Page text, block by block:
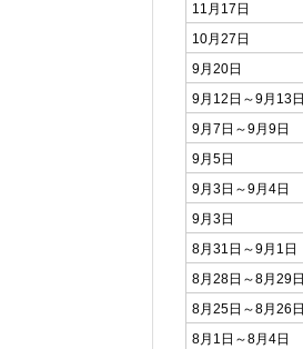
11月17日
10月27日
9月20日
9月12日～9月13日
9月7日～9月9日
9月5日
9月3日～9月4日
9月3日
8月31日～9月1日
8月28日～8月29日
8月25日～8月26日
8月1日～8月4日